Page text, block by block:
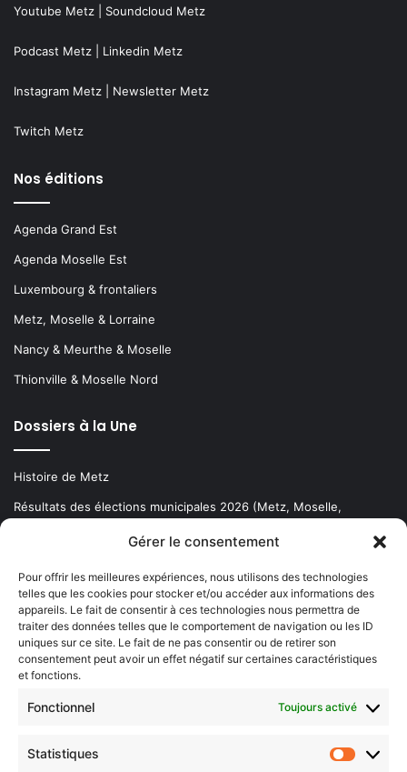
Gérer le consentement
Pour offrir les meilleures expériences, nous utilisons des technologies
telles que les cookies pour stocker et/ou accéder aux informations des
appareils. Le fait de consentir à ces technologies nous permettra de
traiter des données telles que le comportement de navigation ou les ID
uniques sur ce site. Le fait de ne pas consentir ou de retirer son
consentement peut avoir un effet négatif sur certaines caractéristiques
et fonctions.
Fonctionnel Toujours activé
Statistiques
Youtube Metz Soundcloud Metz
Podcast Metz Linkedin Metz
Instagram Metz Newsletter Metz
Twitch Metz
Nos éditions
Agenda Grand Est
Agenda Moselle Est
Luxembourg & frontaliers
Metz, Moselle & Lorraine
Nancy & Meurthe & Moselle
Thionville & Moselle Nord
Dossiers à la Une
Histoire de Metz
Résultats des élections municipales 2026 (Metz, Moselle,
Newsletter gratuite
Choisissez : matin, soir ou hebdo ?